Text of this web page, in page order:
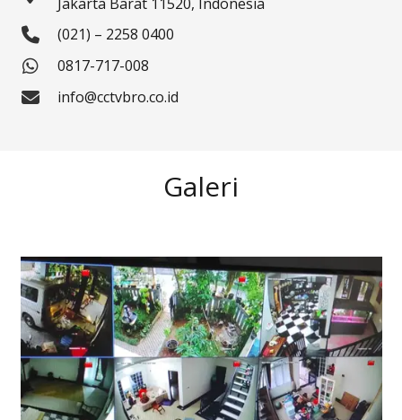
(021) – 2258 0400
0817-717-008
info@cctvbro.co.id
Galeri